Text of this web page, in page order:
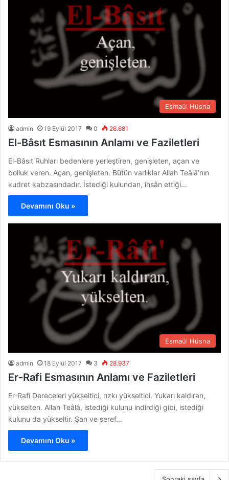
Esmaül Hüsna
admin 19 Eylül 2017 0 26.681
El-Bâsıt Esmasının Anlamı ve Faziletleri
El-Bâsıt Ruhları bedenlere yerleştiren, genişleten, açan ve
bolluk veren. Açan, genişleten. Bütün varlıklar Allah Teâlâ’nın
kudret kabzasındadır. İstediği kulundan, ihsân ettiği…
Devamını Oku »
Esmaül Hüsna
admin 18 Eylül 2017 3 28.937
Er-Rafi Esmasının Anlamı ve Faziletleri
Er-Rafi Dereceleri yükseltici, rızkı yükseltici. Yukarı kaldıran,
yükselten. Allah Teâlâ, istediği kulunu indirdiği gibi, istediği
kulunu da yükseltir. Şan ve şeref…
Devamını Oku »